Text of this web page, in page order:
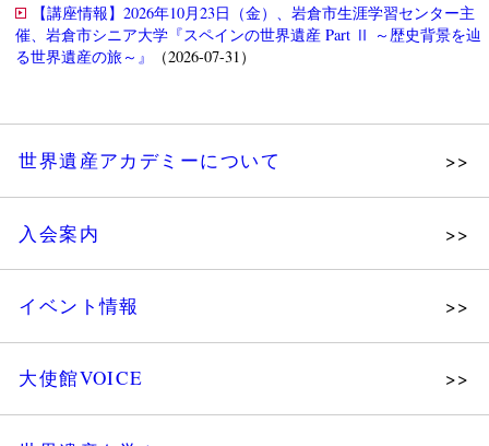
【講座情報】2026年10月23日（金）、岩倉市生涯学習センター主
催、岩倉市シニア大学『スペインの世界遺産 Part Ⅱ ～歴史背景を辿
る世界遺産の旅～』
（2026-07-31）
世界遺産アカデミーについて
組織図・役員
法人会員・協賛団体／公認団体
入会案内
イベント情報
展示会
大使館VOICE